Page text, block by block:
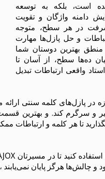
است، بلکه به توسعه
دامنه واژگان و تقویت
در هر سطح، متوجه
و حل پازل‌ها مهارت
منطق بهترین دوستان شما
ده‌ها سطح، از آسان تا
واقعی ارتباطات تبدیل
سرگرم کند. و بهترین
تا هر کلمه و ارتباطات